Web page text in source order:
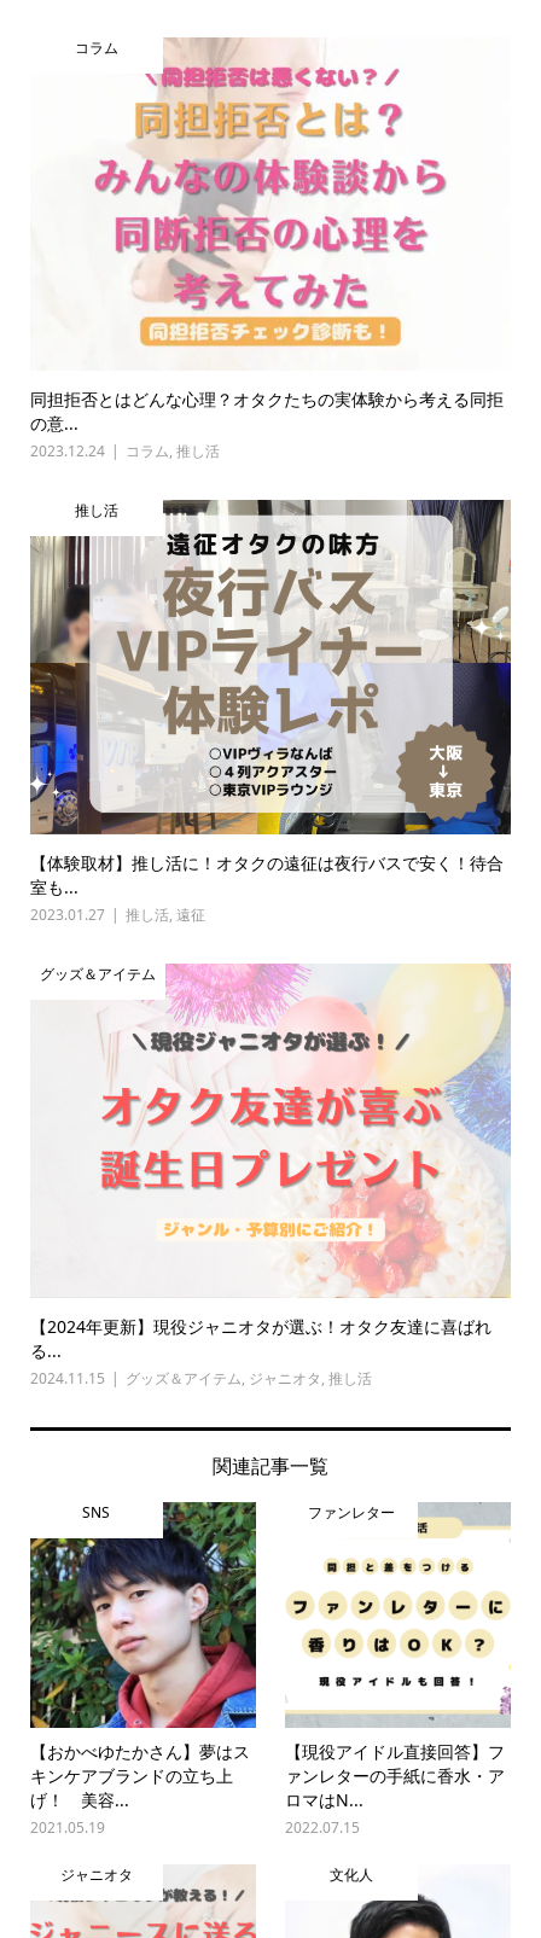
コラム
同担拒否とはどんな心理？オタクたちの実体験から考える同拒
の意...
2023.12.24 コラム, 推し活
推し活
【体験取材】推し活に！オタクの遠征は夜行バスで安く！待合
室も...
2023.01.27 推し活, 遠征
グッズ＆アイテム
【2024年更新】現役ジャニオタが選ぶ！オタク友達に喜ばれ
る...
2024.11.15 グッズ＆アイテム, ジャニオタ, 推し活
関連記事一覧
SNS
【おかべゆたかさん】夢はス
キンケアブランドの立ち上
げ！ 美容...
2021.05.19
ファンレター
【現役アイドル直接回答】フ
ァンレターの手紙に香水・ア
ロマはN...
2022.07.15
ジャニオタ 文化人